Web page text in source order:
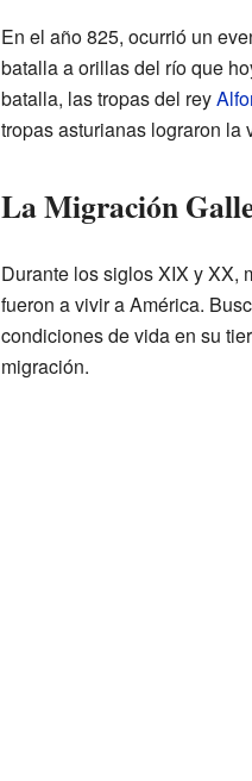
En el año 825, ocurrió un
batalla a orillas del río que
batalla, las tropas del rey
tropas asturianas lograron la
La Migración
Durante los siglos XIX y XX,
fueron a vivir a América.
condiciones de vida en su
migración.